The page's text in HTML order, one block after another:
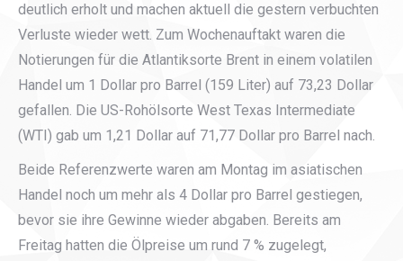
deutlich erholt und machen aktuell die gestern verbuchten
Verluste wieder wett. Zum Wochenauftakt waren die
Notierungen für die Atlantiksorte Brent in einem volatilen
Handel um 1 Dollar pro Barrel (159 Liter) auf 73,23 Dollar
gefallen. Die US-Rohölsorte West Texas Intermediate
(WTI) gab um 1,21 Dollar auf 71,77 Dollar pro Barrel nach.
Beide Referenzwerte waren am Montag im asiatischen
Handel noch um mehr als 4 Dollar pro Barrel gestiegen,
bevor sie ihre Gewinne wieder abgaben. Bereits am
Freitag hatten die Ölpreise um rund 7 % zugelegt,